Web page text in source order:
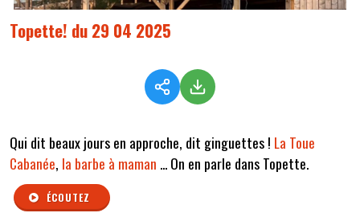
Topette! du 29 04 2025
Qui dit beaux jours en approche, dit ginguettes ! La Toue
Cabanée, la barbe à maman ... On en parle dans Topette.
ÉCOUTEZ